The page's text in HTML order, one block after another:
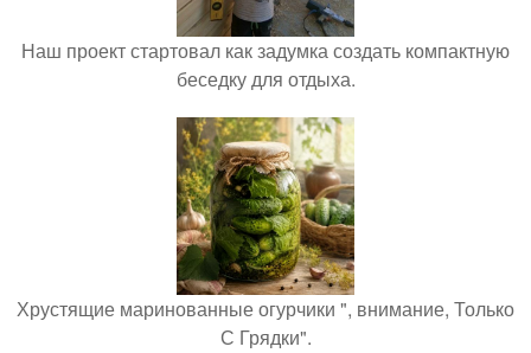
Наш проект стартовал как задумка создать компактную
беседку для отдыха.
Хрустящие маринованные огурчики ", внимание, Только
С Грядки".